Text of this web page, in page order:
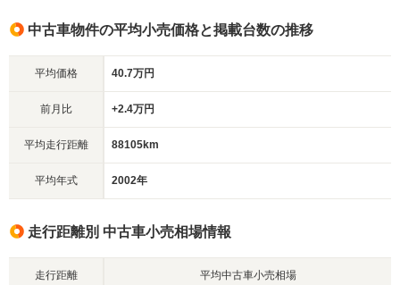
中古車物件の平均小売価格と掲載台数の推移
平均価格 40.7万円
前月比 +2.4万円
平均走行距離 88105km
平均年式 2002年
走行距離別 中古車小売相場情報
走行距離 平均中古車小売相場